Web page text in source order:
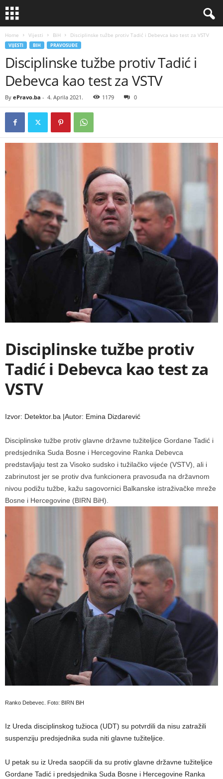
Home Vijesti BiH Disciplinske tužbe protiv Tadić i Debevca kao test za VSTV
VIJESTI BIH PRAVOSUĐE
Disciplinske tužbe protiv Tadić i
Debevca kao test za VSTV
By ePravo.ba - 4. Aprila 2021. 1179 0
Disciplinske tužbe protiv
Tadić i Debevca kao test za
VSTV
Izvor: Detektor.ba |Autor: Emina Dizdarević
Disciplinske tužbe protiv glavne državne tužiteljice Gordane Tadić i
predsjednika Suda Bosne i Hercegovine Ranka Debevca
predstavljaju test za Visoko sudsko i tužilačko vijeće (VSTV), ali i
zabrinutost jer se protiv dva funkcionera pravosuđa na državnom
nivou podižu tužbe, kažu sagovornici Balkanske istraživačke mreže
Bosne i Hercegovine (BIRN BiH).
Ranko Debevec. Foto: BIRN BiH
Iz Ureda disciplinskog tužioca (UDT) su potvrdili da nisu zatražili
suspenziju predsjednika suda niti glavne tužiteljice.
U petak su iz Ureda saopćili da su protiv glavne državne tužiteljice
Gordane Tadić i predsjednika Suda Bosne i Hercegovine Ranka